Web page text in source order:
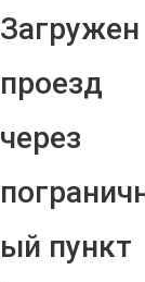
Загружен
проезд
через
ый пункт